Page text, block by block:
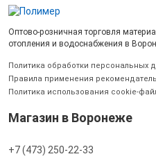
Оптово-розничная торговля
отопления и водоснабжения в
Политика обработки персональных
Правила применения
Политика использования cookie-
Магазин в Воронеже
+7 (473) 250-22-33